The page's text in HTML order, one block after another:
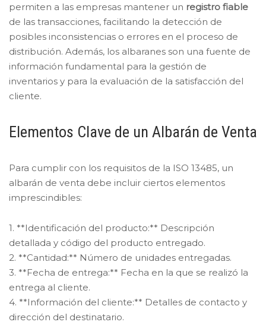
permiten a las empresas mantener un registro fiable
de las transacciones, facilitando la detección de
posibles inconsistencias o errores en el proceso de
distribución. Además, los albaranes son una fuente de
información fundamental para la gestión de
inventarios y para la evaluación de la satisfacción del
cliente.
Elementos Clave de un Albarán de Venta
Para cumplir con los requisitos de la ISO 13485, un
albarán de venta debe incluir ciertos elementos
imprescindibles:
1. **Identificación del producto:** Descripción
detallada y código del producto entregado.
2. **Cantidad:** Número de unidades entregadas.
3. **Fecha de entrega:** Fecha en la que se realizó la
entrega al cliente.
4. **Información del cliente:** Detalles de contacto y
dirección del destinatario.